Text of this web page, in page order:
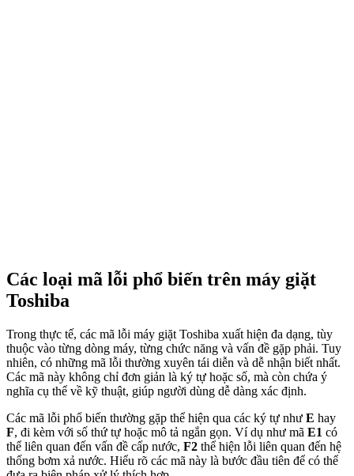
Các loại mã lỗi phổ biến trên máy giặt
Toshiba
Trong thực tế, các mã lỗi máy giặt Toshiba xuất hiện đa dạng, tùy
thuộc vào từng dòng máy, từng chức năng và vấn đề gặp phải. Tuy
nhiên, có những mã lỗi thường xuyên tái diễn và dễ nhận biết nhất.
Các mã này không chỉ đơn giản là ký tự hoặc số, mà còn chứa ý
nghĩa cụ thể về kỹ thuật, giúp người dùng dễ dàng xác định.
Các mã lỗi phổ biến thường gặp thể hiện qua các ký tự như E hay
F, đi kèm với số thứ tự hoặc mô tả ngắn gọn. Ví dụ như mã E1 có
thể liên quan đến vấn đề cấp nước, F2 thể hiện lỗi liên quan đến hệ
thống bơm xả nước. Hiểu rõ các mã này là bước đầu tiên để có thể